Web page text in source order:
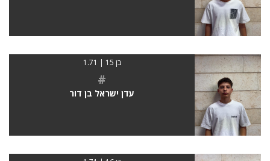
בן 15 | 1.71
#
עדן ישראל בן דור